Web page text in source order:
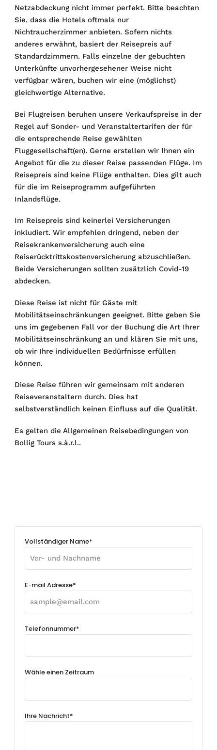
Vollständiger Name*
E-mail Adresse*
Telefonnummer*
Wähle einen Zeitraum
Ihre Nachricht*
Netzabdeckung nicht immer perfekt. Bitte beachten
Sie, dass die Hotels oftmals nur
Nichtraucherzimmer anbieten. Sofern nichts
anderes erwähnt, basiert der Reisepreis auf
Standardzimmern. Falls einzelne der gebuchten
Unterkünfte unvorhergesehener Weise nicht
verfügbar wären, buchen wir eine (möglichst)
gleichwertige Alternative.
Bei Flugreisen beruhen unsere Verkaufspreise in der
Regel auf Sonder- und Veranstaltertarifen der für
die entsprechende Reise gewählten
Fluggesellschaft(en). Gerne erstellen wir Ihnen ein
Angebot für die zu dieser Reise passenden Flüge. Im
Reisepreis sind keine Flüge enthalten. Dies gilt auch
für die im Reiseprogramm aufgeführten
Inlandsflüge.
Im Reisepreis sind keinerlei Versicherungen
inkludiert. Wir empfehlen dringend, neben der
Reisekrankenversicherung auch eine
Reiserücktrittskostenversicherung abzuschließen.
Beide Versicherungen sollten zusätzlich Covid-19
abdecken.
Diese Reise ist nicht für Gäste mit
Mobilitätseinschränkungen geeignet. Bitte geben Sie
uns im gegebenen Fall vor der Buchung die Art Ihrer
Mobilitätseinschränkung an und klären Sie mit uns,
ob wir Ihre individuellen Bedürfnisse erfüllen
können.
Diese Reise führen wir gemeinsam mit anderen
Reiseveranstaltern durch. Dies hat
selbstverständlich keinen Einfluss auf die Qualität.
Es gelten die Allgemeinen Reisebedingungen von
Bollig Tours s.à.r.l..